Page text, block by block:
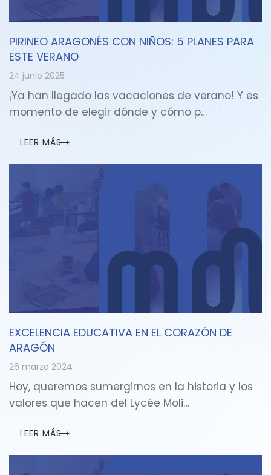
PIRINEO ARAGONÉS CON NIÑOS: 5 PLANES PARA
ESTE VERANO
24 junio 2025
¡Ya han llegado las vacaciones de verano! Y es
momento de elegir dónde y cómo p…
LEER MÁS
EXCELENCIA EDUCATIVA EN EL CORAZÓN DE
ARAGÓN
26 marzo 2024
Hoy, queremos sumergirnos en la historia y los
valores que hacen del Lycée Moli…
LEER MÁS